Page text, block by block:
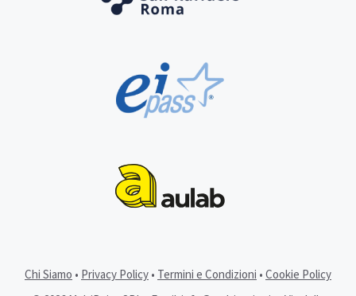
Chi Siamo • Privacy Policy • Termini e Condizioni • Cookie Policy